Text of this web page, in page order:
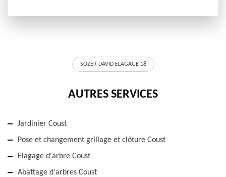
SOZER DAVID ELAGAGE 18
AUTRES SERVICES
Jardinier Coust
Pose et changement grillage et clôture Coust
Elagage d'arbre Coust
Abattage d'arbres Coust